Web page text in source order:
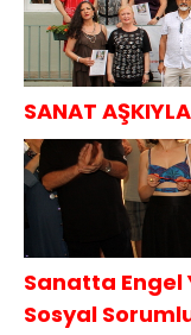
SANAT
Sanatta Engel
Sosyal